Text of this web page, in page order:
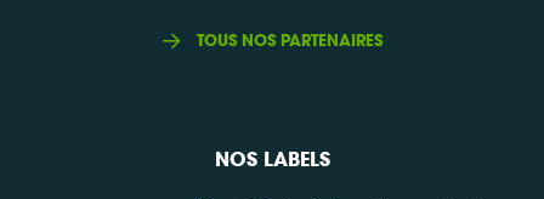
TOUS NOS PARTENAIRES
NOS LABELS